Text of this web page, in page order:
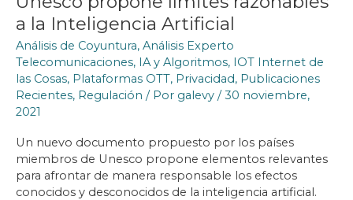
a la Inteligencia Artificial
Análisis de Coyuntura, Análisis Experto
Telecomunicaciones, IA y Algoritmos, IOT Internet de
las Cosas, Plataformas OTT, Privacidad, Publicaciones
Recientes, Regulación / Por galevy / 30 noviembre,
2021
Un nuevo documento propuesto por los países
miembros de Unesco propone elementos relevantes
para afrontar de manera responsable los efectos
conocidos y desconocidos de la inteligencia artificial.